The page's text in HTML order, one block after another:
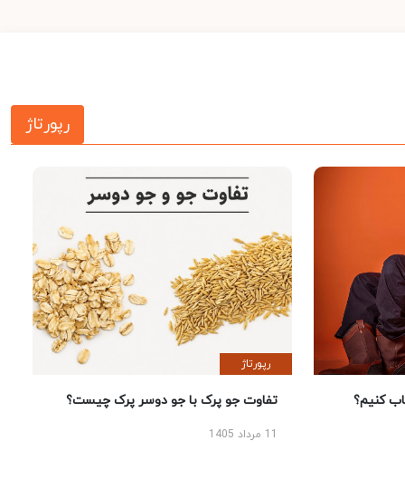
رپورتاژ
کنیم؟
رپورتاژ
تفاوت جو پرک با جو دوسر پرک چیست؟